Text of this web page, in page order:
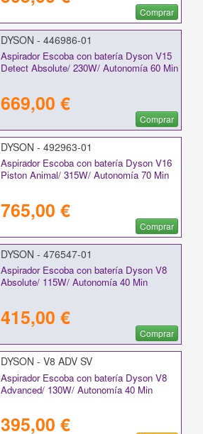
Comprar
DYSON - 446986-01
Aspirador Escoba con batería Dyson V15
Detect Absolute/ 230W/ Autonomía 60 Min
669,00 €
Comprar
DYSON - 492963-01
Aspirador Escoba con batería Dyson V16
Piston Animal/ 315W/ Autonomía 70 Min
765,00 €
Comprar
DYSON - 476547-01
Aspirador Escoba con batería Dyson V8
Absolute/ 115W/ Autonomía 40 Min
415,00 €
Comprar
DYSON - V8 ADV SV
Aspirador Escoba con batería Dyson V8
Advanced/ 130W/ Autonomía 40 Min
395,00 €